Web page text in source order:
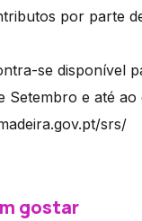
por parte
se disponível
Setembro e até ao
srs/
gostar